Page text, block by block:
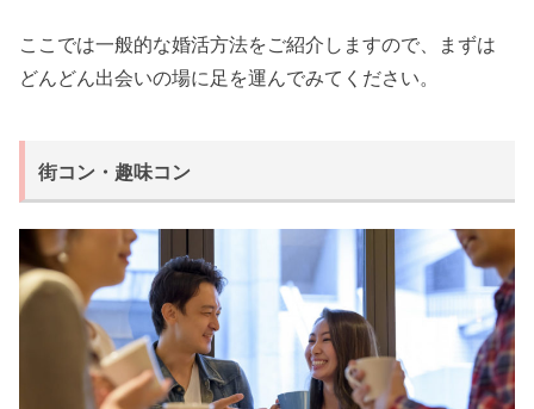
ここでは一般的な婚活方法をご紹介しますので、まずは
どんどん出会いの場に足を運んでみてください。
街コン・趣味コン